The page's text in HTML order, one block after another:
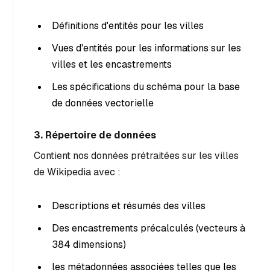
Définitions d'entités pour les villes
Vues d'entités pour les informations sur les
villes et les encastrements
Les spécifications du schéma pour la base
de données vectorielle
3. Répertoire de données
Contient nos données prétraitées sur les villes
de Wikipedia avec :
Descriptions et résumés des villes
Des encastrements précalculés (vecteurs à
384 dimensions)
les métadonnées associées telles que les